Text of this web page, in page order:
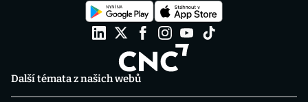
Další témata z našich webů